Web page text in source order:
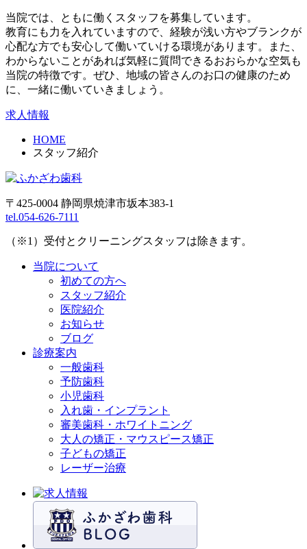
当院では、ともに働くスタッフを募集しています。
教育にも力を入れていますので、経験が浅い方やブランクが
心配な方でも安心して働いていける環境があります。また、
わからないことがあれば気軽に質問できるおおらかな空気も
当院の特徴です。ぜひ、地域の皆さんのお口の健康のため
に、一緒に働いていきましょう。
求人情報
HOME
スタッフ紹介
〒425-0004 静岡県焼津市坂本383-1
tel.054-626-7111
（※1）受付とクリーニングスタッフは除きます。
当院について
初めての方へ
スタッフ紹介
医院紹介
お知らせ
ブログ
診療案内
一般歯科
予防歯科
小児歯科
入れ歯・インプラント
審美歯科・ホワイトニング
大人の矯正・マウスピース矯正
子どもの矯正
レーザー治療